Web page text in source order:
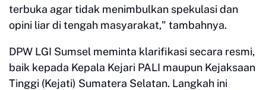
terbuka agar tidak menimbulkan spekulasi dan
opini liar di tengah masyarakat," tambahnya.
DPW LGI Sumsel meminta klarifikasi secara resmi,
baik kepada Kepala Kejari PALI maupun Kejaksaan
Tinggi (Kejati) Sumatera Selatan. Langkah ini